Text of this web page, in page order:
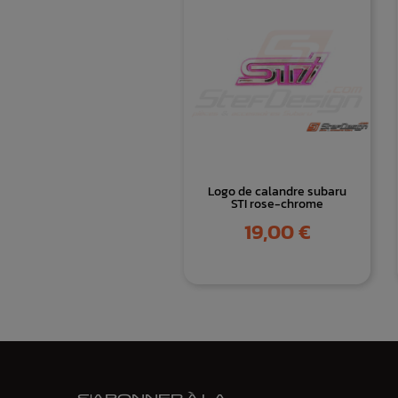
Logo de calandre subaru
STI rose-chrome
Prix
19,00 €